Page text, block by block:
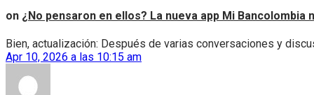
on ¿No pensaron en ellos? La nueva app Mi
Bien, actualización: Después de varias conversaciones y
Apr 10, 2026 a las 10:15 am